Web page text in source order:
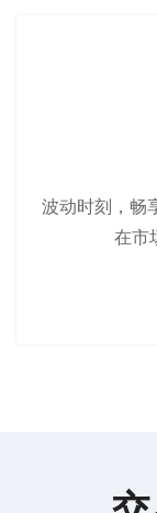
波动时刻，畅
在市